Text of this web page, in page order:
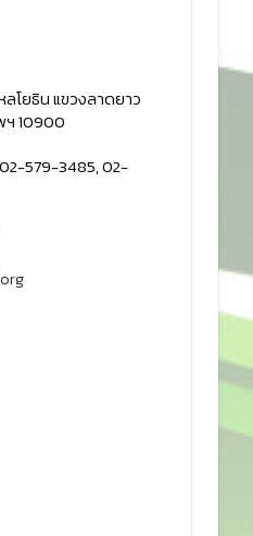
โยธิน แขวงลาดยาว
ฯ 10900
579-3485, 02-